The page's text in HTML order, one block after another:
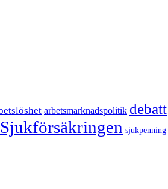
arbetsmarknadspolitik debatt
Sjukförsäkringen sjukpenning